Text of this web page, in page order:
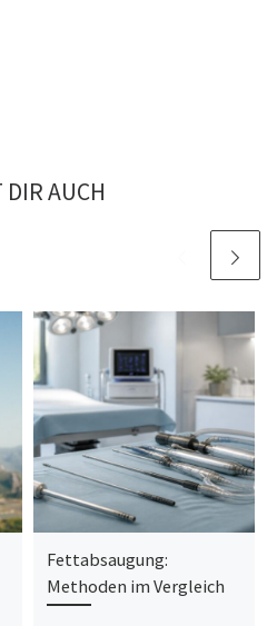
DIR AUCH
Fettabsaugung:
Methoden im Vergleich